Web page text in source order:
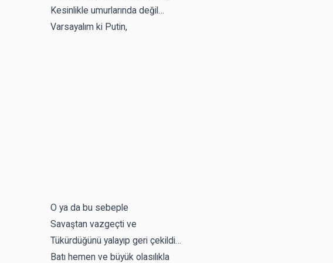
Kesinlikle umurlarında değil…
Varsayalım ki Putin,
O ya da bu sebeple
Savaştan vazgeçti ve
Tükürdüğünü yalayıp geri çekildi…
Batı hemen ve büyük olasılıkla